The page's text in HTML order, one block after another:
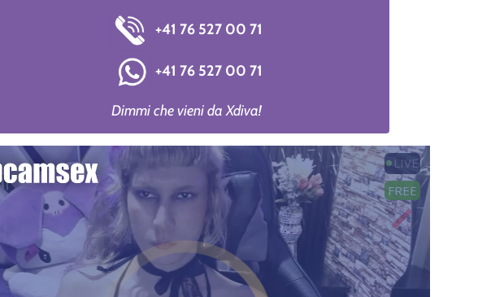
+41 76 527 00 71
+41 76 527 00 71
Dimmi che vieni da Xdiva!